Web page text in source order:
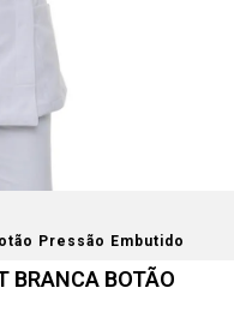
Pressão Embutido
BRANCA BOTÃO